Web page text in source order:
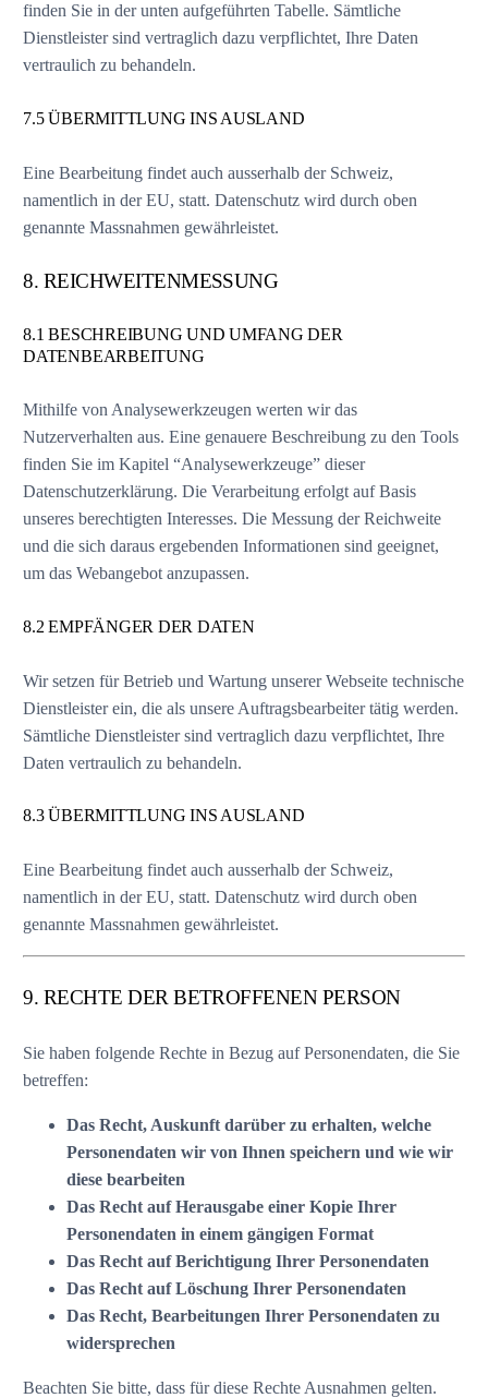
finden Sie in der unten aufgeführten Tabelle. Sämtliche
Dienstleister sind vertraglich dazu verpflichtet, Ihre Daten
vertraulich zu behandeln.
7.5 ÜBERMITTLUNG INS AUSLAND
Eine Bearbeitung findet auch ausserhalb der Schweiz,
namentlich in der EU, statt. Datenschutz wird durch oben
genannte Massnahmen gewährleistet.
8. REICHWEITENMESSUNG
8.1 BESCHREIBUNG UND UMFANG DER
DATENBEARBEITUNG
Mithilfe von Analysewerkzeugen werten wir das
Nutzerverhalten aus. Eine genauere Beschreibung zu den Tools
finden Sie im Kapitel “Analysewerkzeuge” dieser
Datenschutzerklärung. Die Verarbeitung erfolgt auf Basis
unseres berechtigten Interesses. Die Messung der Reichweite
und die sich daraus ergebenden Informationen sind geeignet,
um das Webangebot anzupassen.
8.2 EMPFÄNGER DER DATEN
Wir setzen für Betrieb und Wartung unserer Webseite technische
Dienstleister ein, die als unsere Auftragsbearbeiter tätig werden.
Sämtliche Dienstleister sind vertraglich dazu verpflichtet, Ihre
Daten vertraulich zu behandeln.
8.3 ÜBERMITTLUNG INS AUSLAND
Eine Bearbeitung findet auch ausserhalb der Schweiz,
namentlich in der EU, statt. Datenschutz wird durch oben
genannte Massnahmen gewährleistet.
9. RECHTE DER BETROFFENEN PERSON
Sie haben folgende Rechte in Bezug auf Personendaten, die Sie
betreffen:
Das Recht, Auskunft darüber zu erhalten, welche
Personendaten wir von Ihnen speichern und wie wir
diese bearbeiten
Das Recht auf Herausgabe einer Kopie Ihrer
Personendaten in einem gängigen Format
Das Recht auf Berichtigung Ihrer Personendaten
Das Recht auf Löschung Ihrer Personendaten
Das Recht, Bearbeitungen Ihrer Personendaten zu
widersprechen
Beachten Sie bitte, dass für diese Rechte Ausnahmen gelten.